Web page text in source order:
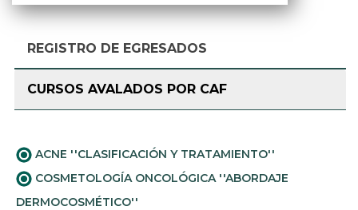
REGISTRO DE EGRESADOS
CURSOS AVALADOS POR CAF
ACNE ''CLASIFICACIÓN Y TRATAMIENTO''
COSMETOLOGÍA ONCOLÓGICA ''ABORDAJE
DERMOCOSMÉTICO''